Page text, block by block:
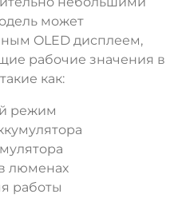
может
OLED дисплеем,
рабочие значения в
как:
режим
люменах
работы
НЕТ